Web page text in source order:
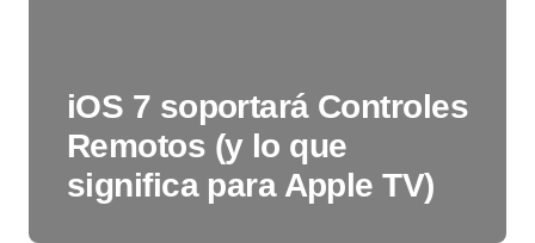
iOS 7 soportará Controles
Remotos (y lo que
significa para Apple TV)